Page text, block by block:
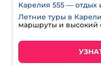
Карелия 555 — отдых
Летние туры в
маршруты и высокий